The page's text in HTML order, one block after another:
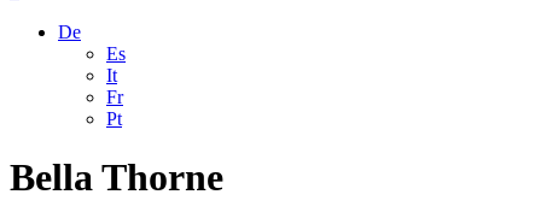
De
Es
It
Fr
Pt
Bella Thorne